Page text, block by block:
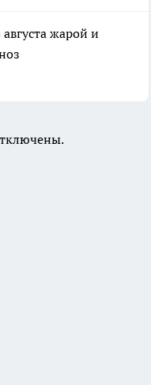
августа жарой и